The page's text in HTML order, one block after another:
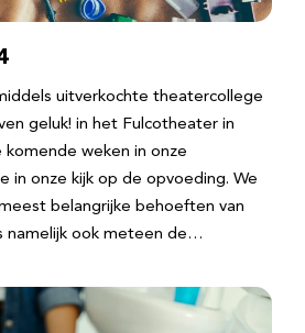
uitverkochte theatercollege
geluk! in het Fulcotheater in
weken in onze
in onze kijk op de opvoeding. We
belangrijke behoeften van
namelijk ook meteen de…